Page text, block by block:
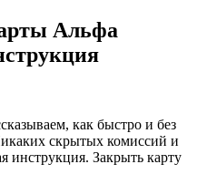
Альфа
как быстро и без
скрытых комиссий и
инструкция. Закрыть карту